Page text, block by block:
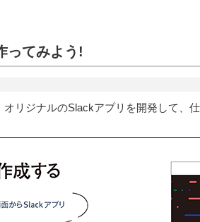
ってみよう!
リジナルのSlackアプリを開発して、